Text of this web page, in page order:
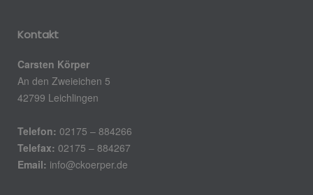
Kontakt
Carsten Körper
An den Zweieichen 5
42799 Leichlingen
Telefon: 02175 – 884266
Telefax: 02175 – 884267
Email: info@ckoerper.de